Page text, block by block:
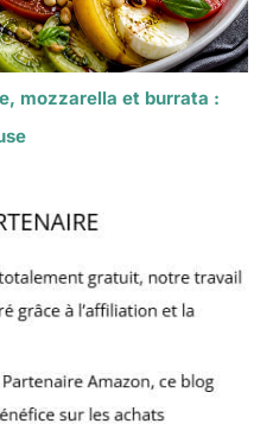
mozzarella et burrata :